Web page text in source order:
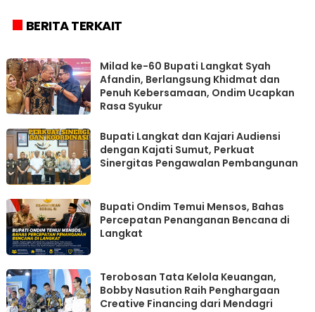
BERITA TERKAIT
Milad ke-60 Bupati Langkat Syah
Afandin, Berlangsung Khidmat dan
Penuh Kebersamaan, Ondim Ucapkan
Rasa Syukur
Bupati Langkat dan Kajari Audiensi
dengan Kajati Sumut, Perkuat
Sinergitas Pengawalan Pembangunan
Bupati Ondim Temui Mensos, Bahas
Percepatan Penanganan Bencana di
Langkat
Terobosan Tata Kelola Keuangan,
Bobby Nasution Raih Penghargaan
Creative Financing dari Mendagri